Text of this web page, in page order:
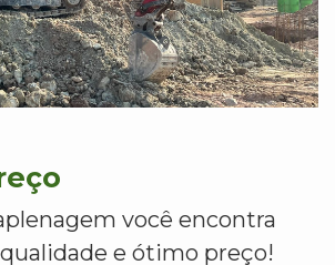
você encontra
e ótimo preço!